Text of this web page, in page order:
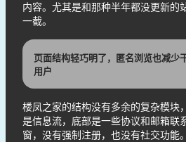
内容。尤其是和那种半年都没更新的
一截。
页面结构轻巧明了，匿名浏览也减少
用户
楼凤之家的结构没有多余的复杂模块
是信息流，底部是一些协议和邮箱联
窗，没有强制注册，也没有社交功能